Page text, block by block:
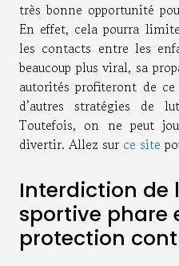
très bonne opportunité
En effet, cela pourra
les contacts entre les
beaucoup plus viral, sa
autorités profiteront de
d’autres stratégies de
Toutefois, on ne peut
divertir. Allez sur ce site
Interdiction de
sportive phare
protection